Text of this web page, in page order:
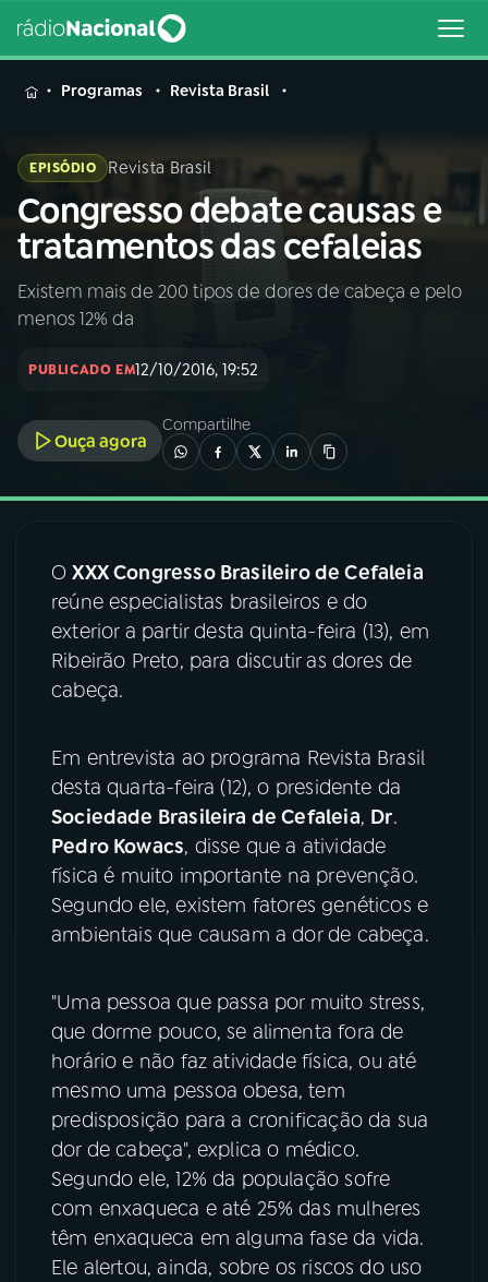
MENU
Buscar
na
Rádio
Nacional
Buscar
04 PROGRAMAS
05PODCASTS
06 VIDEOCASTS
07 ÚLTIMAS
08 FESTIVAL DE MÚSICA
YouTube Facebook
Instagram X
TikTok
Programas Revista Brasil
EPISÓDIO Revista Brasil
Congresso debate causas e
tratamentos das cefaleias
Existem mais de 200 tipos de dores de cabeça e pelo
menos 12% da
PUBLICADO EM12/10/2016, 19:52
Ouça agora
Compartilhe
OXXX Congresso Brasileiro de Cefaleia
reúne especialistas brasileiros e do
exterior a partir desta quinta-feira (13), em
Ribeirão Preto, para discutir as dores de
cabeça.
Em entrevista ao programa Revista Brasil
desta quarta-feira (12), o presidente da
Sociedade Brasileira de Cefaleia, Dr.
Pedro Kowacs, disse que a atividade
física é muito importante na prevenção.
Segundo ele, existem fatores genéticos e
ambientais que causam a dor de cabeça.
"Uma pessoa que passa por muito stress,
que dorme pouco, se alimenta fora de
horário e não faz atividade física, ou até
mesmo uma pessoa obesa, tem
predisposição para a cronificação da sua
dor de cabeça", explica o médico.
Segundo ele, 12% da população sofre
com enxaqueca e até 25% das mulheres
têm enxaqueca em alguma fase da vida.
Ele alertou, ainda, sobre os riscos do uso